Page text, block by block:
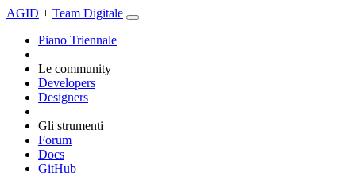
AGID + Team Digitale
Piano Triennale
Le community
Developers
Designers
Gli strumenti
Forum
Docs
GitHub